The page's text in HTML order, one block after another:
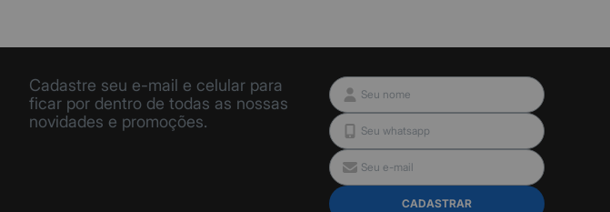
Cadastre seu e-mail e celular para
ficar por dentro de todas as nossas
novidades e promoções.
CADASTRAR